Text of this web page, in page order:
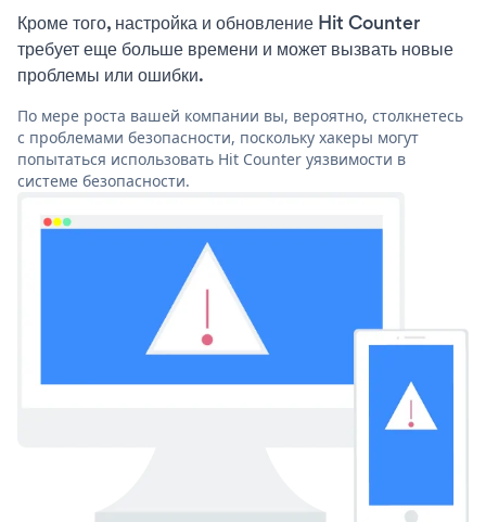
Кроме того, настройка и обновление Hit Counter
требует еще больше времени и может вызвать новые
проблемы или ошибки.
По мере роста вашей компании вы, вероятно, столкнетесь
с проблемами безопасности, поскольку хакеры могут
попытаться использовать Hit Counter уязвимости в
системе безопасности.